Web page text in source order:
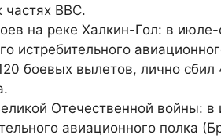
частях ВВС.
на реке Халкин-Гол: в
истребительного
боевых вылетов, лично сбил
Отечественной войны:
авиационного полка